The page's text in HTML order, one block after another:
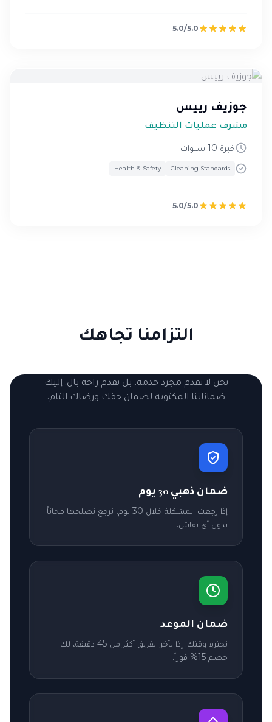
5.0/5.0
جوزيف رييس
مشرف عمليات التنظيف
خبرة 10 سنوات
Cleaning Standards
Health & Safety
5.0/5.0
التزامنا تجاهك
نحن لا نقدم مجرد خدمة، بل نقدم راحة بال. إليك
ضماناتنا المكتوبة لضمان حقك ورضاك التام.
ضمان ذهبي 30 يوم
إذا رجعت المشكلة خلال 30 يوم، نرجع نصلحها مجاناً
بدون أي نقاش.
ضمان الموعد
نحترم وقتك. إذا تأخر الفريق أكثر من 45 دقيقة، لك
خصم 15% فوراً.